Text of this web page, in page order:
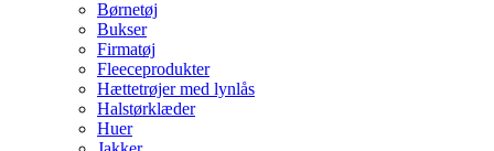
Børnetøj
Bukser
Firmatøj
Fleeceprodukter
Hættetrøjer med lynlås
Halstørklæder
Huer